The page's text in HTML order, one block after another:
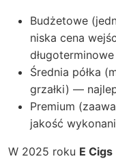
Budżetowe
niska cena
długoterminowe
Średnia półka
grzałki) —
Premium
jakość
W 2025 roku E Cigs